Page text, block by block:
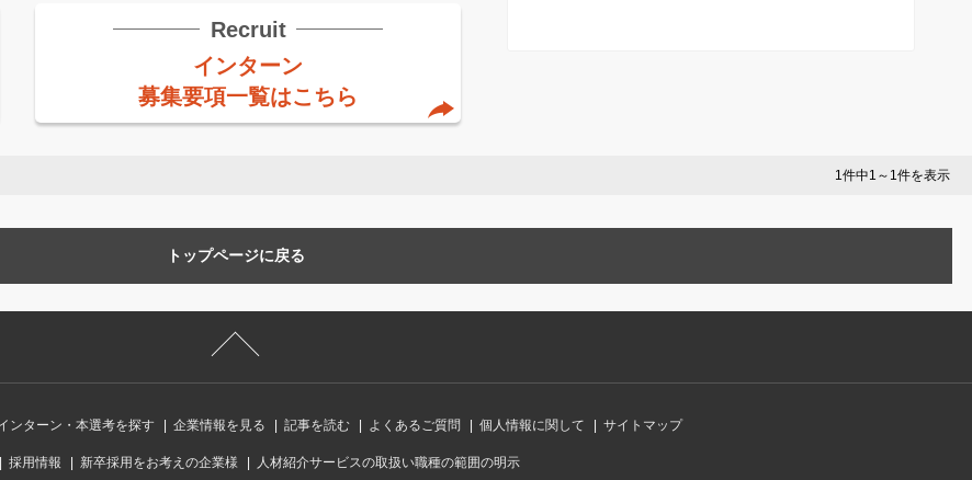
Recruit
インターン
募集要項一覧はこちら
1件中1～1件を表示
トップページに戻る
ンターン・本選考を探す 企業情報を見る 記事を読む よくあるご質問 個人情報に関して サイトマップ
採用情報 新卒採用をお考えの企業様 人材紹介サービスの取扱い職種の範囲の明示